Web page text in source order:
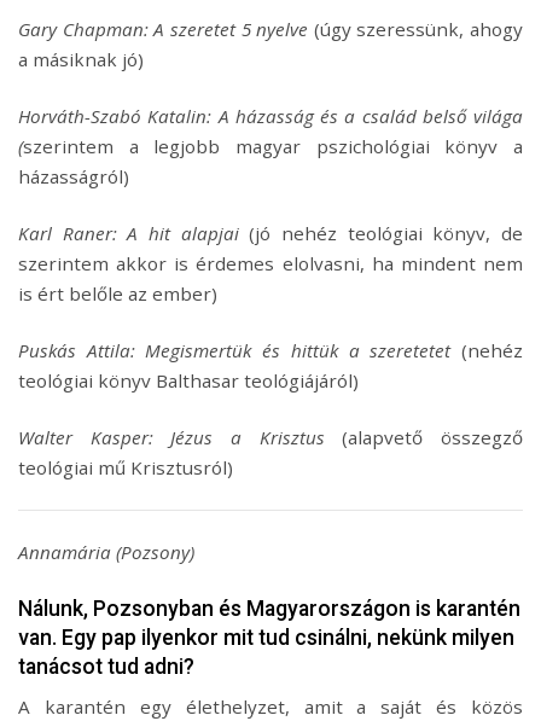
Gary Chapman: A szeretet 5 nyelve (úgy szeressünk, ahogy
a másiknak jó)
Horváth-Szabó Katalin: A házasság és a család belső világa
(szerintem a legjobb magyar pszichológiai könyv a
házasságról)
Karl Raner: A hit alapjai(jó nehéz teológiai könyv, de
szerintem akkor is érdemes elolvasni, ha mindent nem
is ért belőle az ember)
Puskás Attila: Megismertük és hittük a szeretetet(nehéz
teológiai könyv Balthasar teológiájáról)
Walter Kasper: Jézus a Krisztus (alapvető összegző
teológiai mű Krisztusról)
Annamária (Pozsony)
Nálunk, Pozsonyban és Magyarországon is karantén
van. Egy pap ilyenkor mit tud csinálni, nekünk milyen
tanácsot tud adni?
A karantén egy élethelyzet, amit a saját és közös